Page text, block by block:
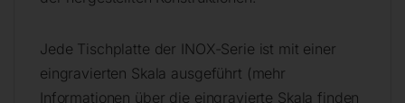
Jede Tischplatte der INOX-Serie ist mit einer
eingravierten Skala ausgeführt (mehr
Informationen über die eingravierte Skala finden